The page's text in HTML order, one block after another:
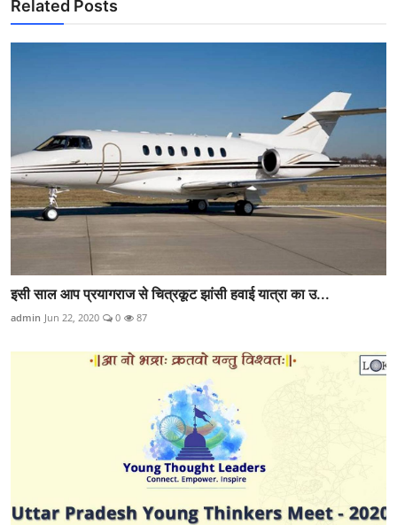
Related Posts
इसी साल आप प्रयागराज से चित्रकूट झांसी हवाई यात्रा का उ...
admin Jun 22, 2020 0 87